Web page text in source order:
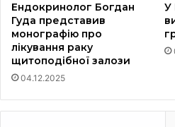
Ендокринолог Богдан
Гуда представив
монографію про
лікування раку
щитоподібної залози
04.12.2025
У